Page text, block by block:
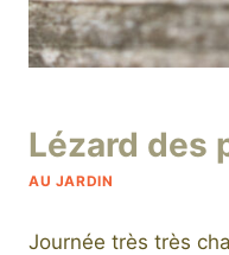
AU JARDIN
Lézard des
niro
Journée très très